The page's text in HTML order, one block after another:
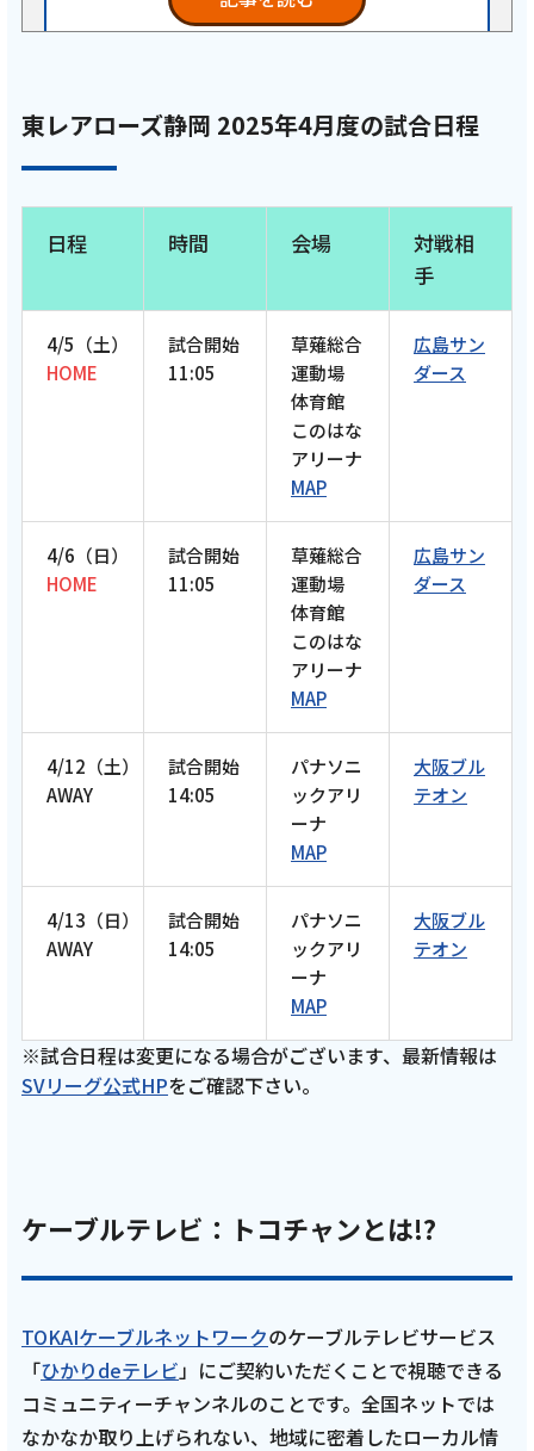
2026年4月 15話
【ケーブルテレビ・東レアローズ】2026年4
月放送回 バレーボールスキルチャレンジ第2
弾 重藤トビアス赳選手・上條レイモンド選
手・小澤宙輝選手・武田大周選手が挑戦！小
野寺瑛輝選手が司会進行を務めます！
【ARROWS TIME 15話 トコチャン】
記事を読む
2026年3月 14話
【ケーブルテレビ・東レアローズ】2026年3
月放送回 全員一致ゲーム第2弾 重藤トビアス
赳選手・上條レイモンド選手・小澤宙輝選
手・武田大周選手が挑戦！司会進行は小野寺
瑛輝選手【ARROWS TIME 第14話 トコチャ
ン】
記事を読む
2026年2月 13話
【ケーブルテレビ・東レアローズ】2026年2
月放送回 全員一致ゲーム後編＆バレーボール
記事を読む
2026年1月 12話
テレビ
東レアローズ静岡 2025年4月度の試合日程
日程 時間 会場
対戦相
手
4/5（土）
HOME
試合開始
11:05
草薙総合
運動場
体育館
このはな
アリーナ
MAP
広島サン
ダース
4/6（日）
HOME
試合開始
11:05
草薙総合
運動場
体育館
このはな
アリーナ
MAP
広島サン
ダース
4/12（土）
AWAY
試合開始
14:05
パナソニ
ックアリ
ーナ
MAP
大阪ブル
テオン
4/13（日）
AWAY
試合開始
14:05
パナソニ
ックアリ
ーナ
MAP
大阪ブル
テオン
※試合日程は変更になる場合がございます、最新情報は
SVリーグ公式HPをご確認下さい。
ケーブルテレビ：トコチャンとは!?
TOKAIケーブルネットワークのケーブルテレビサービス
「ひかりdeテレビ 」にご契約いただくことで視聴できる
コミュニティーチャンネルのことです。全国ネットでは
なかなか取り上げられない、地域に密着したローカル情